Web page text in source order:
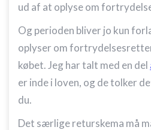
ud af at oplyse om
Og perioden bliver jo kun
oplyser om
købet. Jeg har talt med en del
er inde i loven, og de tolker
du.
Det særlige returskema må